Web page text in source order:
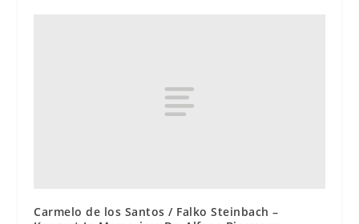
Carmelo de los Santos / Falko Steinbach –